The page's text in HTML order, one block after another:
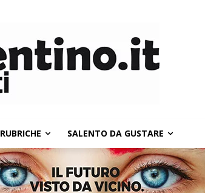
RUBRICHE SALENTO DA GUSTARE